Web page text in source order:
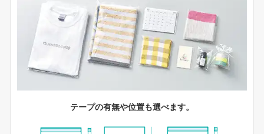
テープの有無や位置も選べます。